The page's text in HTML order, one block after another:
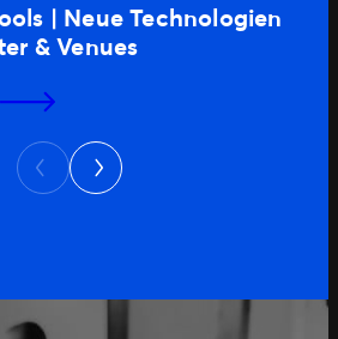
| Neue Technologien
& Venues
Previous
Next